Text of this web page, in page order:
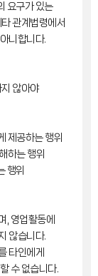
요구가 있는
관계법령에서
니합니다.
않아야
제공하는 행위
하는 행위
행위
, 영업활동에
않습니다.
타인에게
수 없습니다.